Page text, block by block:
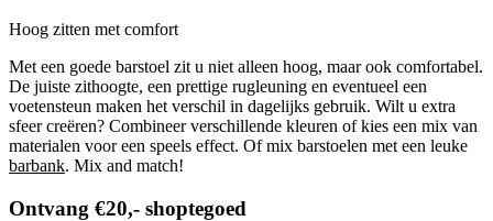
Hoog zitten met comfort
Met een goede barstoel zit u niet alleen hoog, maar ook comfortabel.
De juiste zithoogte, een prettige rugleuning en eventueel een
voetensteun maken het verschil in dagelijks gebruik. Wilt u extra
sfeer creëren? Combineer verschillende kleuren of kies een mix van
materialen voor een speels effect. Of mix barstoelen met een leuke
barbank. Mix and match!
Ontvang €20,- shoptegoed